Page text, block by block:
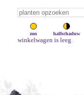
zon halfschaduw
winkelwagen is leeg